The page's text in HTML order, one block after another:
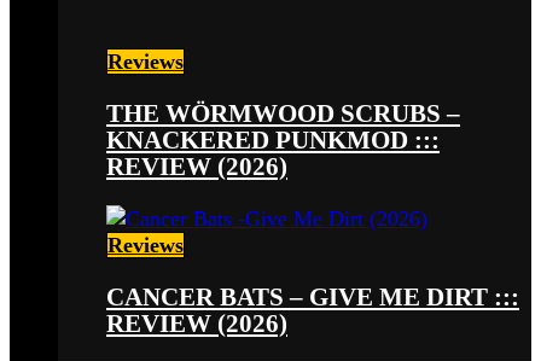
Reviews
THE WÖRMWOOD SCRUBS –
KNACKERED PUNKMOD :::
REVIEW (2026)
Reviews
CANCER BATS – GIVE ME DIRT :::
REVIEW (2026)